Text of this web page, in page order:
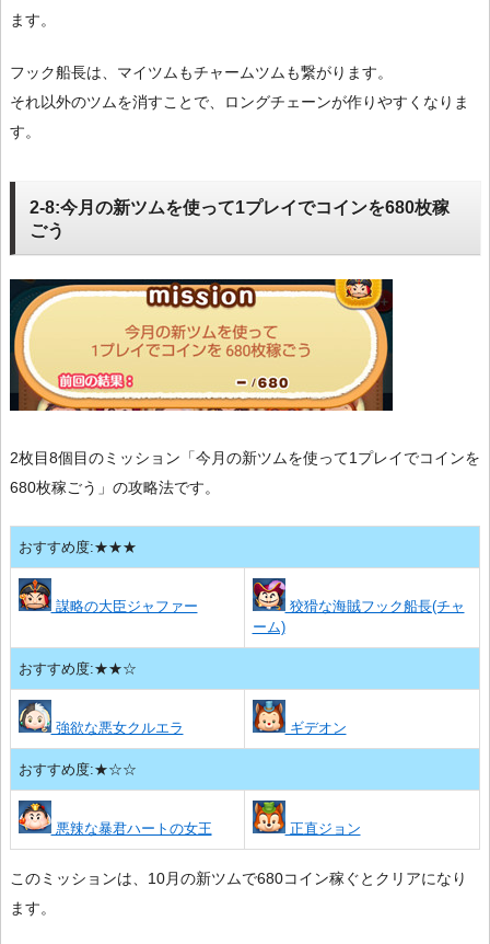
ます。
フック船長は、マイツムもチャームツムも繋がります。
それ以外のツムを消すことで、ロングチェーンが作りやすくなりま
す。
2-8:今月の新ツムを使って1プレイでコインを680枚稼
ごう
2枚目8個目のミッション「今月の新ツムを使って1プレイでコインを
680枚稼ごう」の攻略法です。
おすすめ度:★★★
謀略の大臣ジャファー
狡猾な海賊フック船長(チャ
ーム)
おすすめ度:★★☆
強欲な悪女クルエラ ギデオン
おすすめ度:★☆☆
悪辣な暴君ハートの女王 正直ジョン
このミッションは、10月の新ツムで680コイン稼ぐとクリアになり
ます。